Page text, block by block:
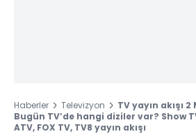
Haberler Televizyon
TV yayın akışı
Bugün TV’de hangi diziler var? Show
ATV, FOX TV, TV8 yayın akışı